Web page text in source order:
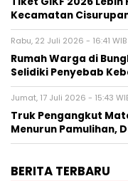
Kecamatan
Rabu, 22 Juli 2026 - 16:41 WIB
Rumah Warga di
Selidiki Penyebab
Jumat, 17 Juli 2026 - 15:43
Truk Pengangkut
Menurun Pamulihan,
BERITA TERBARU